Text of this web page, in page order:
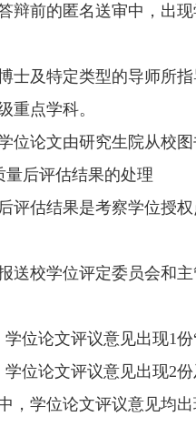
辩前的匿名送审中，出
士及特定类型的导师所
重点学科。
论文由研究生院从校
后评估结果的处理
评估结果是考察学位授
送校学位评定委员会和
学位论文评议意见出现1
学位论文评议意见出现2
，学位论文评议意见均